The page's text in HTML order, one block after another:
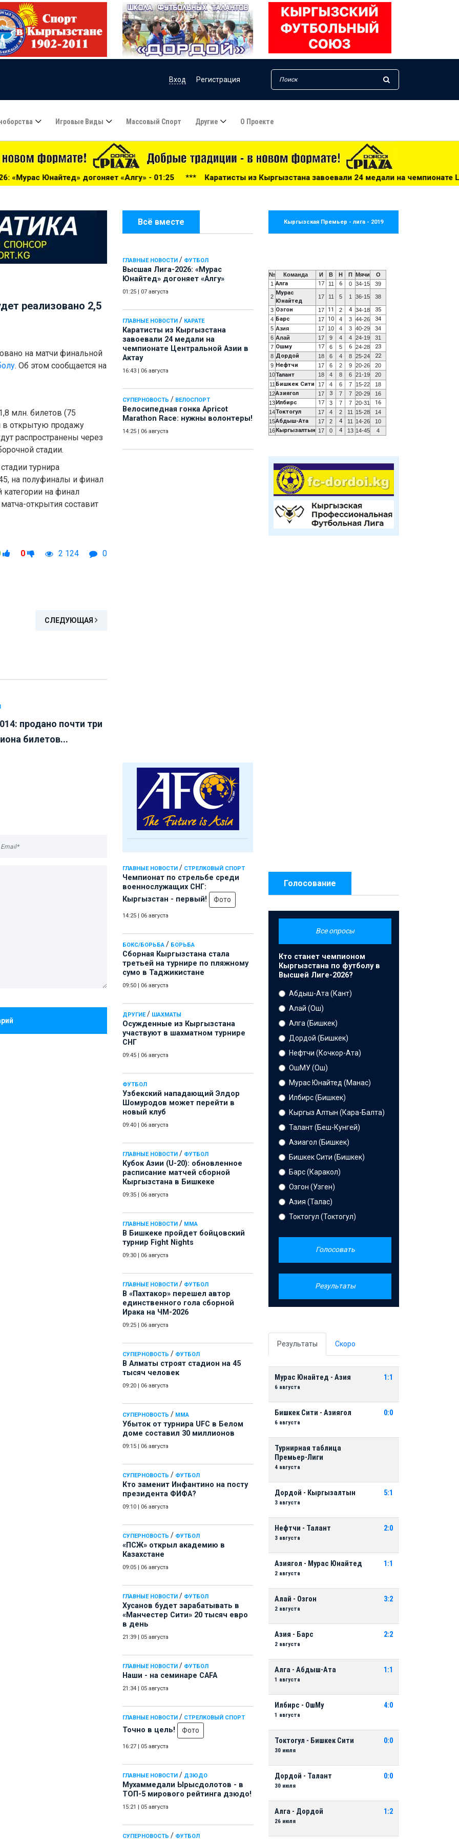
Вход Регистрация
Игровые Виды Массовый Спорт Другие О Проекте
«Алгу» - 01:25 ***Каратисты из Кыргызстана завоевали 24 медали на чемпионате Центральной Азии в Актау -
Всё вместе
ГЛАВНЫЕ НОВОСТИ / ФУТБОЛ
Высшая Лига-2026: «Мурас
Юнайтед» догоняет «Алгу»
01:25 07 августа
ГЛАВНЫЕ НОВОСТИ / КАРАТЕ
Каратисты из Кыргызстана
завоевали 24 медали на
чемпионате Центральной Азии в
Актау
16:43 06 августа
СУПЕРНОВОСТЬ / ВЕЛОСПОРТ
Велосипедная гонка Apricot
Marathon Race: нужны волонтеры!
14:25 06 августа
ГЛАВНЫЕ НОВОСТИ / СТРЕЛКОВЫЙ СПОРТ
Чемпионат по стрельбе среди
военнослужащих СНГ:
Кыргызстан - первый!
Фото
14:25 06 августа
БОКС/БОРЬБА / БОРЬБА
Сборная Кыргызстана стала
третьей на турнире по пляжному
сумо в Таджикистане
09:50 06 августа
ДРУГИЕ/ ШАХМАТЫ
Осужденные из Кыргызстана
участвуют в шахматном турнире
СНГ
09:45 06 августа
ФУТБОЛ
Узбекский нападающий Элдор
Шомуродов может перейти в
новый клуб
09:40 06 августа
ГЛАВНЫЕ НОВОСТИ / ФУТБОЛ
Кубок Азии (U-20): обновленное
расписание матчей сборной
Кыргызстана в Бишкеке
09:35 06 августа
ГЛАВНЫЕ НОВОСТИ / ММА
В Бишкеке пройдет бойцовский
турнир Fight Nights
09:30 06 августа
ГЛАВНЫЕ НОВОСТИ / ФУТБОЛ
В «Пахтакор» перешел автор
единственного гола сборной
Ирака на ЧМ-2026
09:25 06 августа
СУПЕРНОВОСТЬ / ФУТБОЛ
В Алматы строят стадион на 45
тысяч человек
09:20 06 августа
СУПЕРНОВОСТЬ / ММА
Убыток от турнира UFC в Белом
доме составил 30 миллионов
09:15 06 августа
СУПЕРНОВОСТЬ / ФУТБОЛ
Кто заменит Инфантино на посту
президента ФИФА?
09:10 06 августа
СУПЕРНОВОСТЬ / ФУТБОЛ
«ПСЖ» открыл академию в
Казахстане
09:05 06 августа
ГЛАВНЫЕ НОВОСТИ / ФУТБОЛ
Хусанов будет зарабатывать в
«Манчестер Сити» 20 тысяч евро
в день
21:39 05 августа
ГЛАВНЫЕ НОВОСТИ / ФУТБОЛ
Наши - на семинаре СAFA
21:34 05 августа
ГЛАВНЫЕ НОВОСТИ / СТРЕЛКОВЫЙ СПОРТ
Точно в цель! Фото
16:27 05 августа
ГЛАВНЫЕ НОВОСТИ / ДЗЮДО
Мухаммедали Ырысдолотов - в
ТОП-5 мирового рейтинга дзюдо!
15:21 05 августа
СУПЕРНОВОСТЬ / ФУТБОЛ
реализовано 2,5
на матчи финальной
. Об этом сообщается на
млн. билетов (75
в открытую продажу
распространены через
стадии.
турнира
на полуфиналы и финал
на финал
открытия составит
0 2 124 0
СЛЕДУЮЩАЯ
продано почти три
билетов...
Кыргызская Премьер - лига - 2019
№ Команда И В Н П Мячи
О
1 Алга 17 11 6 0 34-15 39
2
Мурас
Юнайтед
17 11 5 1 36-15 38
3 Озгон 17 11 2 4 34-18 35
4 Барс 17 10 4 3 44-26 34
5 Азия 17 10 4 3 40-29
34
6 Алай 17 9 4 4 24-19
31
7 Ошму 17 6 5 6 24-28 23
8 Дордой 18 6 4 8 25-24 22
9 Нефтчи 17 6 2 9 20-26
20
10Талант 18 4 8 6 21-19
20
11 Бишкек Сити 17 4 6 7 15-22
18
12Азиягол 17 3 7 7 20-29
16
13 Илбирс 17 3 7 7 20-31 16
14Токтогул 17 4 2 11 15-28
14
15Абдыш-Ата 17 2 4 11 14-26
10
16 Кыргызалтын 17 0 4 13 14-45 4
Голосование
Все опросы
Кто станет чемпионом
Кыргызстана по футболу в
Высшей Лиге-2026?
Абдыш-Ата (Кант)
Алай (Ош)
Алга (Бишкек)
Дордой (Бишкек)
Нефтчи (Кочкор-Ата)
ОшМУ (Ош)
Мурас Юнайтед (Манас)
Илбирс (Бишкек)
Кыргыз Алтын (Кара-Балта)
Талант (Беш-Кунгей)
Азиагол (Бишкек)
Бишкек Сити (Бишкек)
Барс (Каракол)
Озгон (Узген)
Азия (Талас)
Токтогул (Токтогул)
Голосовать
Результаты
Результаты Скоро
Мурас Юнайтед - Азия
6 августа
1:1
Бишкек Сити - Азиягол
6 августа
0:0
Турнирная таблица
Премьер-Лиги
4 августа
Дордой - Кыргызалтын
3 августа
5:1
Нефтчи - Талант
3 августа
2:0
Азиягол - Мурас Юнайтед
2 августа
1:1
Алай - Озгон
2 августа
3:2
Азия - Барс
2 августа
2:2
Алга - Абдыш-Ата
1 августа
1:1
Илбирс - ОшМу
1 августа
4:0
Токтогул - Бишкек Сити
30 июля
0:0
Дордой - Талант
30 июля
0:0
Алга - Дордой
26 июля
1:2